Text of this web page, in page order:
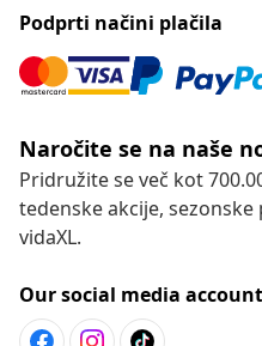
Podprti načini plačila
Naročite se na naše
Pridružite se več kot
tedenske akcije,
vidaXL.
Our social media